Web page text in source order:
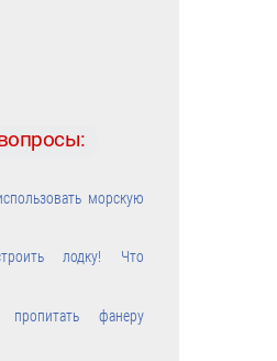
морскую
лодку! Что
фанеру